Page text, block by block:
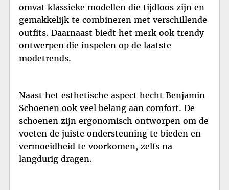
omvat klassieke modellen die tijdloos zijn en
gemakkelijk te combineren met verschillende
outfits. Daarnaast biedt het merk ook trendy
ontwerpen die inspelen op de laatste
modetrends.
Naast het esthetische aspect hecht Benjamin
Schoenen ook veel belang aan comfort. De
schoenen zijn ergonomisch ontworpen om de
voeten de juiste ondersteuning te bieden en
vermoeidheid te voorkomen, zelfs na
langdurig dragen.